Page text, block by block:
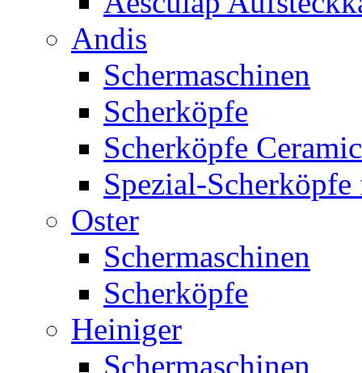
Andis
Schermaschinen
Scherköpfe
Scherköpfe Ceramic
Spezial-
Oster
Schermaschinen
Scherköpfe
Heiniger
Schermaschinen